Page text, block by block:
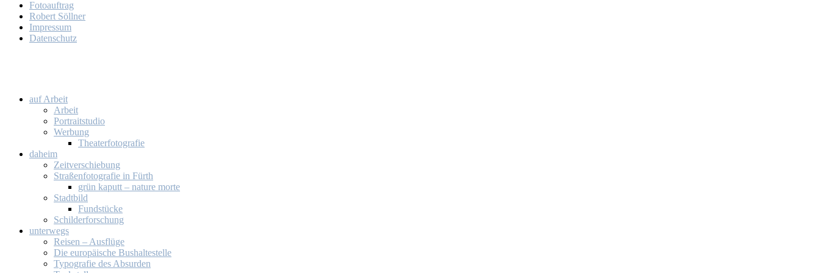
Fo­to­auf­trag
Ro­bert Söll­ner
Im­pres­sum
Da­ten­schutz
auf Ar­beit
Ar­beit
Por­trait­stu­dio
Wer­bung
Thea­ter­fo­to­gra­fie
da­heim
Zeit­ver­schie­bung
Stra­ßen­fo­to­gra­fie in Fürth
grün ka­putt – na­tu­re mor­te
Stadt­bild
Fund­stü­cke
Schil­der­for­schung
un­ter­wegs
Rei­sen – Aus­flü­ge
Die eu­ro­päi­sche Bus­hal­te­stel­le
Ty­po­gra­fie des Ab­sur­den